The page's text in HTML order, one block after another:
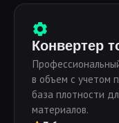
Конвертер
в объем с учетом
база плотности
материалов.